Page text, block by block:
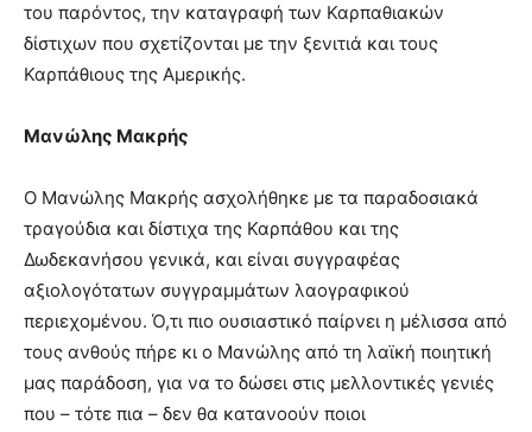
του παρόντος, την καταγραφή των Καρπαθιακών
δίστιχων που σχετίζονται με την ξενιτιά και τους
Καρπάθιους της Αμερικής.
Μανώλης Μακρής
Ο Μανώλης Μακρής ασχολήθηκε με τα παραδοσιακά
τραγούδια και δίστιχα της Καρπάθου και της
Δωδεκανήσου γενικά, και είναι συγγραφέας
αξιολογότατων συγγραμμάτων λαογραφικού
περιεχομένου. Ό,τι πιο ουσιαστικό παίρνει η μέλισσα από
τους ανθούς πήρε κι ο Μανώλης από τη λαϊκή ποιητική
μας παράδοση, για να το δώσει στις μελλοντικές γενιές
που – τότε πια – δεν θα κατανοούν ποιοι